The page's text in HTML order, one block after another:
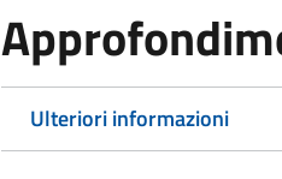
Ulteriori informazioni